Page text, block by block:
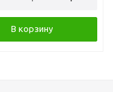
В корзину